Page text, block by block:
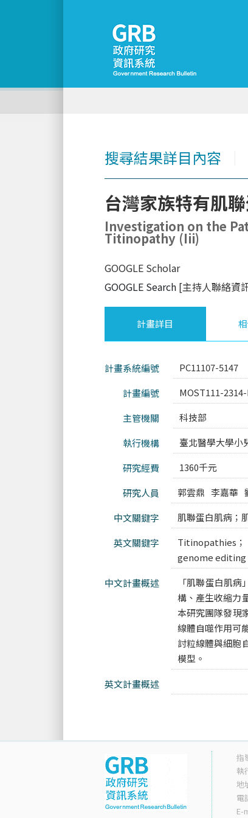
搜尋結果詳目內容
台灣家族特有肌
Investigation on the
Titinopathy (Iii)
GOOGLE Scholar
GOOGLE Search [主持人聯絡資
計畫詳目
計畫系統編號 PC11107-5147
計畫編號
MOST111-
主管機關
科技部
執行機構
臺北醫學大學小
研究經費
1360千元
研究人員
郭雲鼎 李嘉華
中文關鍵字
肌聯蛋白肌病；
英文關鍵字
Titinopathies
genome editing
中文計畫概述
「肌聯蛋白肌
構、產生收縮力
本研究團隊發現
線體自噬作用可
討粒線體與細胞
模型。
英文計畫概述
指
執
地
電
E-